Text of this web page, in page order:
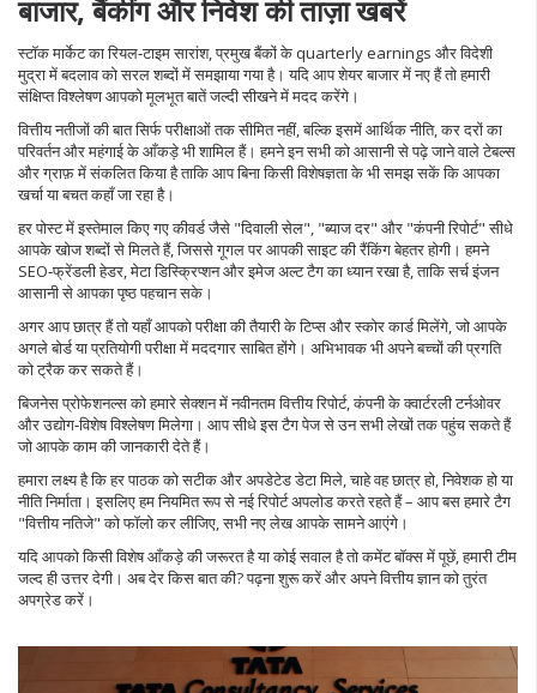
बाजार, बैंकींग और निवेश की ताज़ा खबरें
स्टॉक मार्केट का रियल‑टाइम सारांश, प्रमुख बैंकों के quarterly earnings और विदेशी
मुद्रा में बदलाव को सरल शब्दों में समझाया गया है। यदि आप शेयर बाजार में नए हैं तो हमारी
संक्षिप्त विश्लेषण आपको मूलभूत बातें जल्दी सीखने में मदद करेंगे।
वित्तीय नतीजों की बात सिर्फ परीक्षाओं तक सीमित नहीं, बल्कि इसमें आर्थिक नीति, कर दरों का
परिवर्तन और महंगाई के आँकड़े भी शामिल हैं। हमने इन सभी को आसानी से पढ़े जाने वाले टेबल्स
और ग्राफ़ में संकलित किया है ताकि आप बिना किसी विशेषज्ञता के भी समझ सकें कि आपका
खर्चा या बचत कहाँ जा रहा है।
हर पोस्ट में इस्तेमाल किए गए कीवर्ड जैसे "दिवाली सेल", "ब्याज दर" और "कंपनी रिपोर्ट" सीधे
आपके खोज शब्दों से मिलते हैं, जिससे गूगल पर आपकी साइट की रैंकिंग बेहतर होगी। हमने
SEO‑फ्रेंडली हेडर, मेटा डिस्क्रिप्शन और इमेज अल्ट टैग का ध्यान रखा है, ताकि सर्च इंजन
आसानी से आपका पृष्ठ पहचान सके।
अगर आप छात्र हैं तो यहाँ आपको परीक्षा की तैयारी के टिप्स और स्कोर कार्ड मिलेंगे, जो आपके
अगले बोर्ड या प्रतियोगी परीक्षा में मददगार साबित होंगे। अभिभावक भी अपने बच्चों की प्रगति
को ट्रैक कर सकते हैं।
बिजनेस प्रोफेशनल्स को हमारे सेक्शन में नवीनतम वित्तीय रिपोर्ट, कंपनी के क्वार्टरली टर्नओवर
और उद्योग‑विशेष विश्लेषण मिलेगा। आप सीधे इस टैग पेज से उन सभी लेखों तक पहुंच सकते हैं
जो आपके काम की जानकारी देते हैं।
हमारा लक्ष्य है कि हर पाठक को सटीक और अपडेटेड डेटा मिले, चाहे वह छात्र हो, निवेशक हो या
नीति निर्माता। इसलिए हम नियमित रूप से नई रिपोर्ट अपलोड करते रहते हैं – आप बस हमारे टैग
"वित्तीय नतिजे" को फॉलो कर लीजिए, सभी नए लेख आपके सामने आएंगे।
यदि आपको किसी विशेष आँकड़े की जरूरत है या कोई सवाल है तो कमेंट बॉक्स में पूछें, हमारी टीम
जल्द ही उत्तर देगी। अब देर किस बात की? पढ़ना शुरू करें और अपने वित्तीय ज्ञान को तुरंत
अपग्रेड करें।